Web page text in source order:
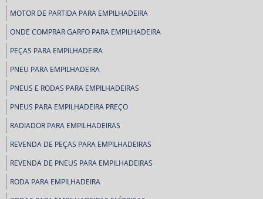
MOTOR DE PARTIDA PARA EMPILHADEIRA
ONDE COMPRAR GARFO PARA EMPILHADEIRA
PEÇAS PARA EMPILHADEIRA
PNEU PARA EMPILHADEIRA
PNEUS E RODAS PARA EMPILHADEIRAS
PNEUS PARA EMPILHADEIRA PREÇO
RADIADOR PARA EMPILHADEIRAS
REVENDA DE PEÇAS PARA EMPILHADEIRAS
REVENDA DE PNEUS PARA EMPILHADEIRAS
RODA PARA EMPILHADEIRA